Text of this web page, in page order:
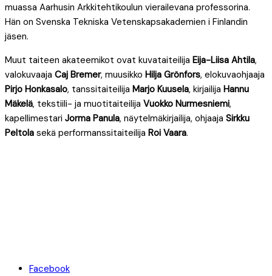
muassa Aarhusin Arkkitehtikoulun vierailevana professorina.
Hän on Svenska Tekniska Vetenskapsakademien i Finlandin
jäsen.
Muut taiteen akateemikot ovat kuvataiteilija Eija-Liisa Ahtila,
valokuvaaja Caj Bremer, muusikko Hilja Grönfors, elokuvaohjaaja
Pirjo Honkasalo, tanssitaiteilija Marjo Kuusela, kirjailija Hannu
Mäkelä, tekstiili- ja muotitaiteilija Vuokko Nurmesniemi,
kapellimestari Jorma Panula, näytelmäkirjailija, ohjaaja Sirkku
Peltola sekä performanssitaiteilija Roi Vaara.
Facebook